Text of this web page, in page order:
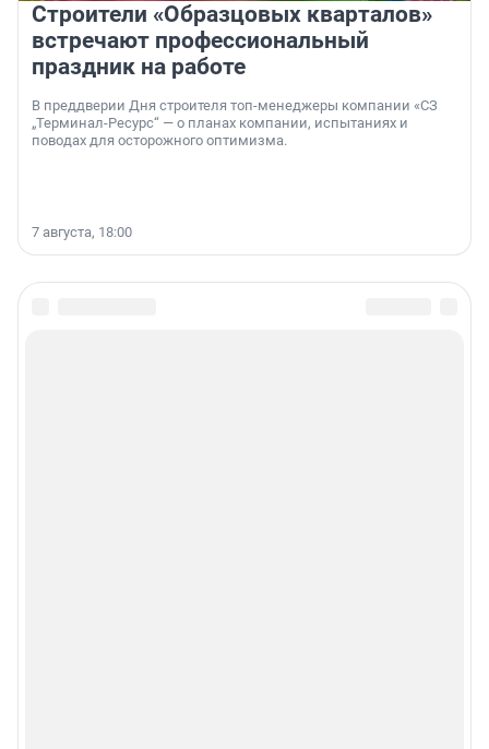
Строители «Образцовых кварталов»
встречают профессиональный
праздник на работе
В преддверии Дня строителя топ-менеджеры компании «СЗ
„Терминал-Ресурс“ — о планах компании, испытаниях и
поводах для осторожного оптимизма.
7 августа, 18:00